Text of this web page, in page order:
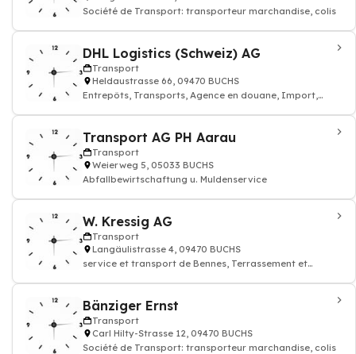
Société de Transport: transporteur marchandise, colis
DHL Logistics (Schweiz) AG
Transport
Heldaustrasse 66, 09470 BUCHS
Entrepôts, Transports, Agence en douane, Import,
Transport AG PH Aarau
Transport
Weierweg 5, 05033 BUCHS
Abfallbewirtschaftung u. Muldenservice
W. Kressig AG
Transport
Langäulistrasse 4, 09470 BUCHS
service et transport de Bennes, Terrassement et
Bänziger Ernst
Transport
Carl Hilty-Strasse 12, 09470 BUCHS
Société de Transport: transporteur marchandise, colis